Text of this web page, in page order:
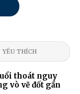
YÊU THÍCH
thoát nguy
vò vẽ đốt gần